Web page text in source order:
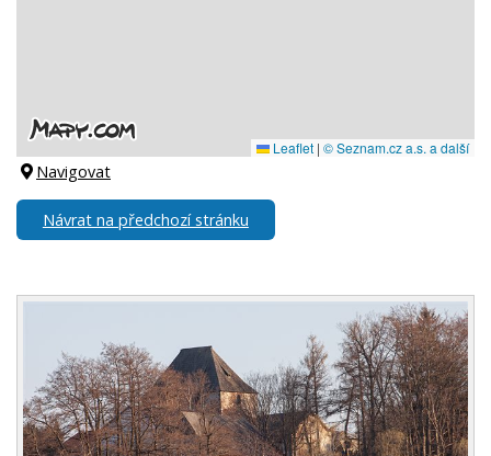
Navigovat
Návrat na předchozí stránku